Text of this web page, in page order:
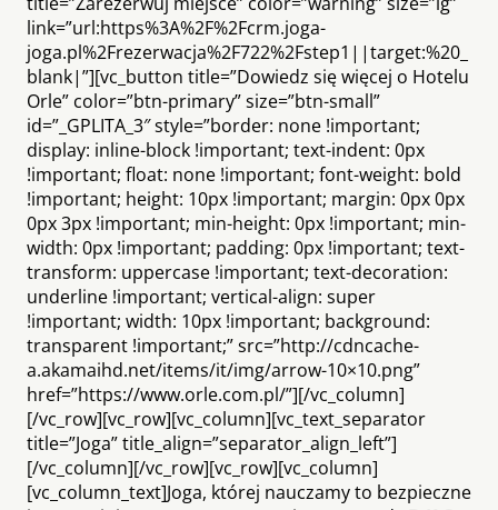
link=”url:https%3A%2F%2Fcrm.joga-
joga.pl%2Frezerwacja%2F722%2Fstep1||target:%20_
blank|”][vc_button title=”Dowiedz się więcej o Hotelu
Orle” color=”btn-primary” size=”btn-small”
id=”_GPLITA_3″ style=”border: none !important;
display: inline-block !important; text-indent: 0px
!important; float: none !important; font-weight: bold
!important; height: 10px !important; margin: 0px 0px
0px 3px !important; min-height: 0px !important; min-
width: 0px !important; padding: 0px !important; text-
transform: uppercase !important; text-decoration:
underline !important; vertical-align: super
!important; width: 10px !important; background:
transparent !important;” src=”http://cdncache-
a.akamaihd.net/items/it/img/arrow-10×10.png”
href=”https://www.orle.com.pl/”][/vc_column]
[/vc_row][vc_row][vc_column][vc_text_separator
title=”Joga” title_align=”separator_align_left”]
[/vc_column][/vc_row][vc_row][vc_column]
[vc_column_text]Joga, której nauczamy to bezpieczne